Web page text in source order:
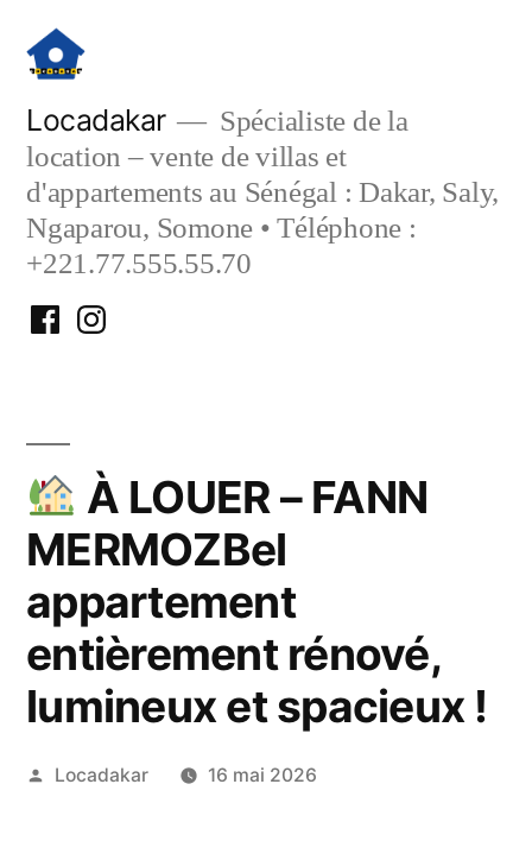
contenu
Locadakar
Spécialiste de la
location – vente de villas et
d'appartements au Sénégal : Dakar, Saly,
Ngaparou, Somone • Téléphone :
+221.77.555.55.70
FacebookInstagram
À LOUER – FANN
MERMOZBel
appartement
entièrement rénové,
lumineux et spacieux !
Publié
Locadakar 16 mai 2026